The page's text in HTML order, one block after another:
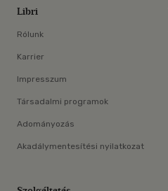
Libri
Rólunk
Karrier
Impresszum
Társadalmi programok
Adományozás
Akadálymentesítési nyilatkozat